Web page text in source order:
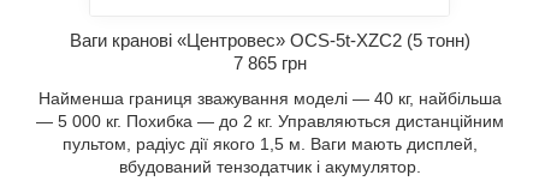
Ваги кранові «Центровес» OCS-5t-XZC2 (5 тонн)
7 865 грн
Найменша границя зважування моделі — 40 кг, найбільша
— 5 000 кг. Похибка — до 2 кг. Управляються дистанційним
пультом, радіус дії якого 1,5 м. Ваги мають дисплей,
вбудований тензодатчик і акумулятор.